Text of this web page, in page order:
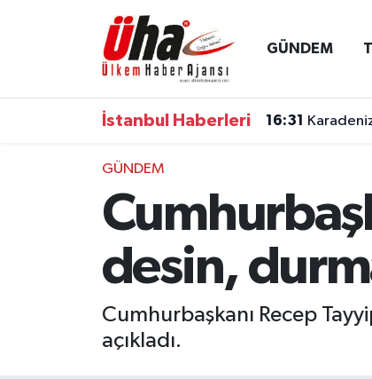
GÜNDEM
İstanbul Haberleri 16:31
GÜNDEM
desin,
Cumhurbaşkanı Recep
açıkladı.
İstanbul Nöbetçi Eczaneler
İstanbul Hava Durumu
İstanbul Namaz Vakitleri
İstanbul Trafik Yoğunluk Haritası
Süper Lig Puan Durumu ve Fikstür
Son Dakika Haberleri